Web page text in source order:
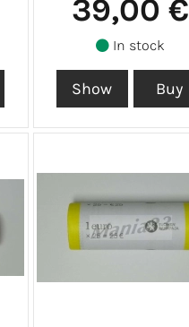
39,00 €
In stock